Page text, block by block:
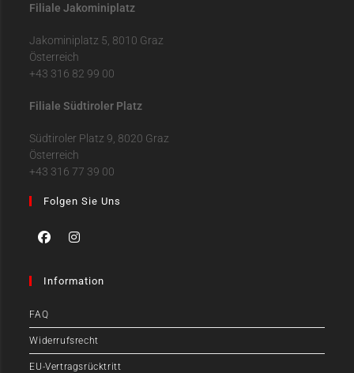
Filiale Jakominiplatz
Jakominiplatz 5, 8010 Graz
Österreich
+43 316 82 99 00
Filiale Südtiroler Platz
Südtiroler Platz 9, 8020 Graz
Österreich
+43 316 77 39 00
Folgen Sie Uns
Information
FAQ
Widerrufsrecht
EU-Vertragsrücktritt